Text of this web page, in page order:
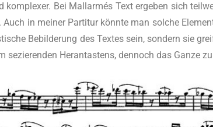
kom­ple­xer. Bei Mall­ar­més Text erge­ben sich
Auch in mei­ner Par­ti­tur könn­te man sol­che
Bebil­de­rung des Tex­tes sein, son­dern sie
sezie­ren­den Her­an­tas­tens, den­noch das Gan­ze